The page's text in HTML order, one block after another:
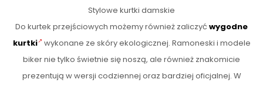
Stylowe kurtki damskie
Do kurtek przejściowych możemy również zaliczyć wygodne
kurtki
wykonane ze skóry ekologicznej. Ramoneski i modele
biker nie tylko świetnie się noszą, ale również znakomicie
prezentują w wersji codziennej oraz bardziej oficjalnej. W